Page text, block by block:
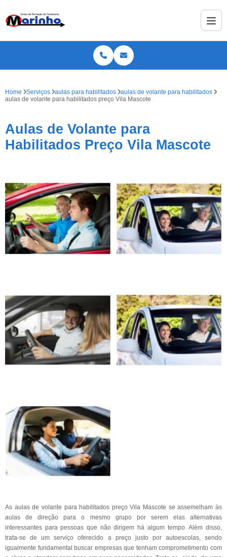
Home Serviços aulas para habilitados
aulas de volante para habilitados
aulas de volante para habilitados preço Vila Mascote
Aulas de Volante para
Habilitados Preço Vila Mascote
As aulas de volante para habilitados preço Vila Mascote se assemelham às
aulas de direção para o mesmo grupo por serem elas alternativas
interessantes para pessoas que não dirigem há algum tempo. Além disso,
trata-se de um serviço oferecido a preço justo por autoescolas, sendo
igualmente fundamental buscar empresas que tenham comprometimento com